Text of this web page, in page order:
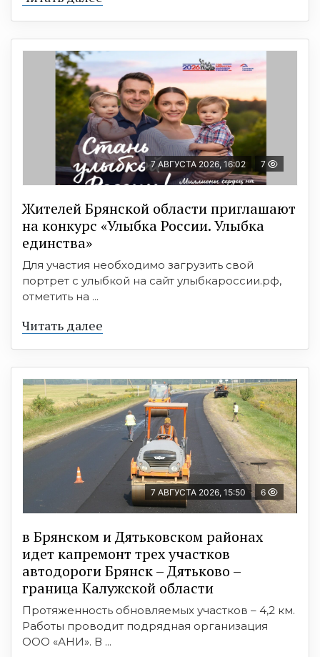
7 АВГУСТА 2026, 16:02 7
Жителей Брянской области приглашают
на конкурс «Улыбка России. Улыбка
единства»
Для участия необходимо загрузить свой
портрет с улыбкой на сайт улыбкароссии.рф,
отметить на ...
Читать далее
7 АВГУСТА 2026, 15:50 6
в Брянском и Дятьковском районах
идет капремонт трех участков
автодороги Брянск – Дятьково –
граница Калужской области
Протяженность обновляемых участков – 4,2 км.
Работы проводит подрядная организация
ООО «АНИ». В ...